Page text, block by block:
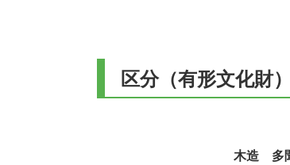
区分（有形文化財
木造 多